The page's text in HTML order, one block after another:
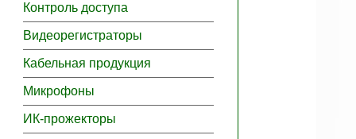
Контроль доступа
Видеорегистраторы
Кабельная продукция
Микрофоны
ИК-прожекторы